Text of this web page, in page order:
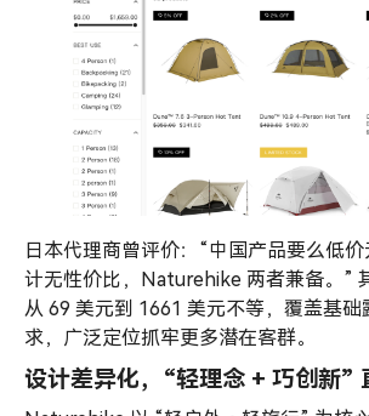
日本代理商曾评价：“中国产品要么低
计无性价比，Naturehike 两者兼备。”
从 69 美元到 1661 美元不等，覆盖基础
求，广泛定位抓牢更多潜在客群。
设计差异化，“轻理念 + 巧创新”